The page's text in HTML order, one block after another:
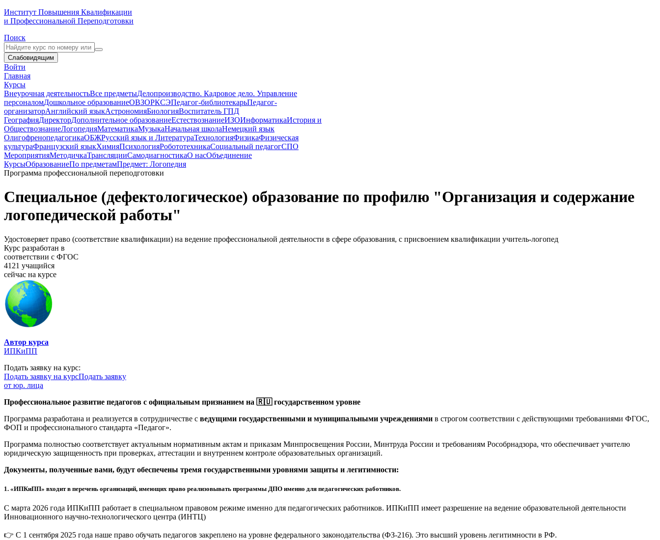
Институт Повышения Квалификации
и Профессиональной Переподготовки
Поиск
Слабовидящим
Войти
Главная
Курсы
Внеурочная деятельностьВсе предметыДелопроизводство. Кадровое дело. Управление
персоналомДошкольное образованиеОВЗОРКСЭПедагог-библиотекарьПедагог-
организаторАнглийский языкАстрономияБиологияВоспитатель ГПД
ГеографияДиректорДополнительное образованиеЕстествознаниеИЗОИнформатикаИстория и
ОбществознаниеЛогопедияМатематикаМузыкаНачальная школаНемецкий язык
ОлигофренопедагогикаОБЖРусский язык и ЛитератураТехнологияФизикаФизическая
культураФранцузский языкХимияПсихологияРобототехникаСоциальный педагогСПО
МероприятияМетодичкаТрансляцииСамодиагностикаО насОбъединение
КурсыОбразованиеПо предметамПредмет: Логопедия
Программа профессиональной переподготовки
Специальное (дефектологическое) образование по профилю "Организация и содержание
логопедической работы"
Удостоверяет право (соответствие квалификации) на ведение профессиональной деятельности в сфере образования, с присвоением квалификации учитель-логопед
Курс разработан в
соответствии с ФГОС
4121 учащийся
сейчас на курсе
Автор курса
ИПКиПП
Подать заявку на курс:
Подать заявку на курсПодать заявку
от юр. лица
Профессиональное развитие педагогов с официальным признанием на 🇷🇺 государственном уровне
Программа разработана и реализуется в сотрудничестве с ведущими государственными и муниципальными учреждениями в строгом соответствии с действующими требованиями ФГОС,
ФОП и профессионального стандарта «Педагог».
Программа полностью соответствует актуальным нормативным актам и приказам Минпросвещения России, Минтруда России и требованиям Рособрнадзора, что обеспечивает учителю
юридическую защищенность при проверках, аттестации и внутреннем контроле образовательных организаций.
Документы, полученные вами, будут обеспечены тремя государственными уровнями защиты и легитимности:
1. «ИПКиПП» входит в перечень организаций, имеющих право реализовывать программы ДПО именно для педагогических работников.
С марта 2026 года ИПКиПП работает в специальном правовом режиме именно для педагогических работников. ИПКиПП имеет разрешение на ведение образовательной деятельности
Инновационного научно-технологического центра (ИНТЦ)
👉 С 1 сентября 2025 года наше право обучать педагогов закреплено на уровне федерального законодательства (ФЗ-216). Это высший уровень легитимности в РФ.